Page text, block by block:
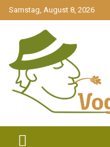
gehe
zum
Samstag, August 8, 2026